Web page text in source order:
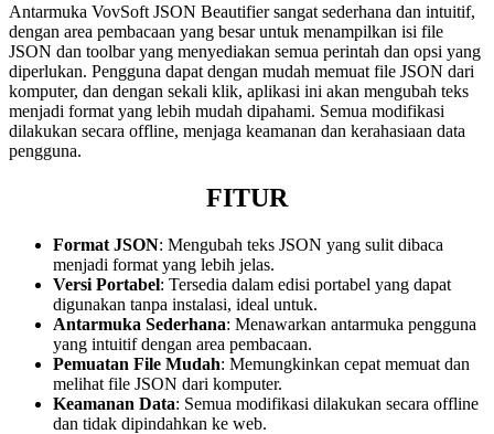
Antarmuka VovSoft JSON Beautifier sangat sederhana dan intuitif,
dengan area pembacaan yang besar untuk menampilkan isi file
JSON dan toolbar yang menyediakan semua perintah dan opsi yang
diperlukan. Pengguna dapat dengan mudah memuat file JSON dari
komputer, dan dengan sekali klik, aplikasi ini akan mengubah teks
menjadi format yang lebih mudah dipahami. Semua modifikasi
dilakukan secara offline, menjaga keamanan dan kerahasiaan data
pengguna.
FITUR
Format JSON: Mengubah teks JSON yang sulit dibaca
menjadi format yang lebih jelas.
Versi Portabel: Tersedia dalam edisi portabel yang dapat
digunakan tanpa instalasi, ideal untuk.
Antarmuka Sederhana: Menawarkan antarmuka pengguna
yang intuitif dengan area pembacaan.
Pemuatan File Mudah: Memungkinkan cepat memuat dan
melihat file JSON dari komputer.
Keamanan Data: Semua modifikasi dilakukan secara offline
dan tidak dipindahkan ke web.